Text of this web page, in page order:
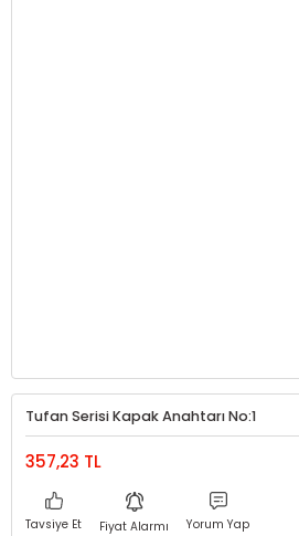
Tufan Serisi Kapak Anahtarı No:1
357,23 TL
Tavsiye Et Fiyat Alarmı
Yorum Yap